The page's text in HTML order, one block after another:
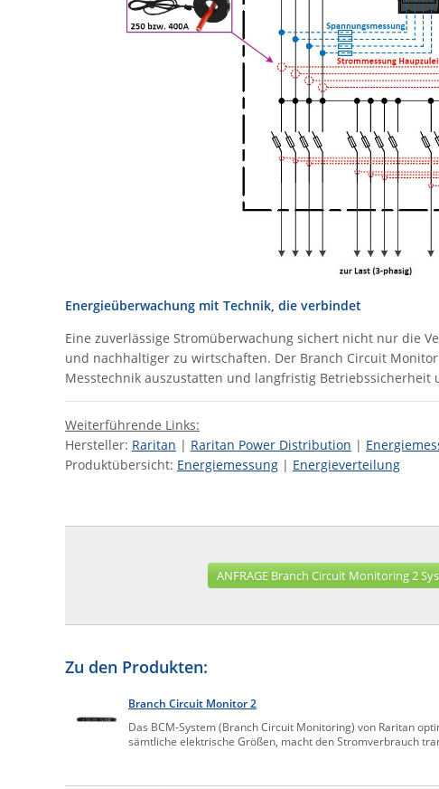
Energieüberwachung mit Technik, die verbindet
Eine zuverlässige Stromüberwachung sichert nicht nur die
und nachhaltiger zu wirtschaften. Der Branch Circuit
Messtechnik auszustatten und langfristig Betriebssicherheit
Weiterführende Links:
Hersteller: Raritan | Raritan Power Distribution |
Produktübersicht: Energiemessung | Energieverteilung
ANFRAGE Branch Circuit Monitoring 2
Zu den Produkten:
Branch Circuit Monitor 2
Das BCM-System (Branch Circuit Monitoring) von Raritan
sämtliche elektrische Größen, macht den Stromverbrauch